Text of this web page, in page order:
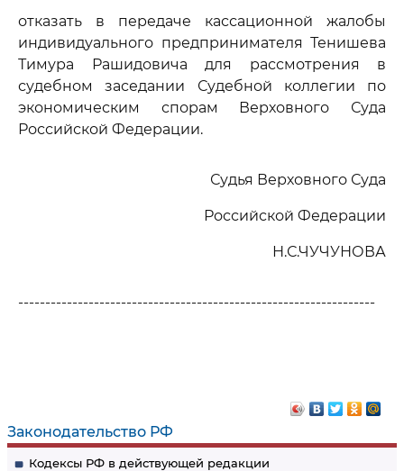
Законодательство РФ
Кодексы РФ в действующей редакции
отказать в передаче кассационной жалобы
индивидуального предпринимателя Тенишева
Тимура Рашидовича для рассмотрения в
судебном заседании Судебной коллегии по
экономическим спорам Верховного Суда
Российской Федерации.
Судья Верховного Суда
Российской Федерации
Н.С.ЧУЧУНОВА
------------------------------------------------------------------